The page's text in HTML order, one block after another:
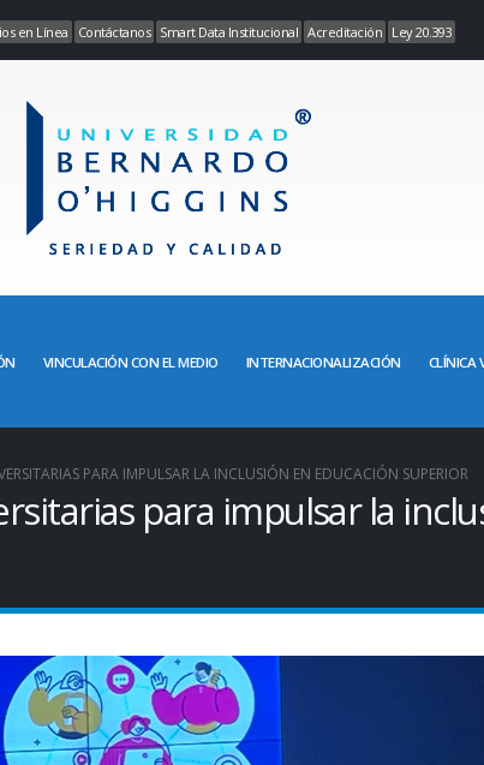
en Línea Contáctanos Smart Data Institucional Acreditación Ley 20.393
VINCULACIÓN CON EL MEDIO INTERNACIONALIZACIÓN CLÍNICA
PARA IMPULSAR LA INCLUSIÓN EN EDUCACIÓN SUPERIOR
para impulsar la